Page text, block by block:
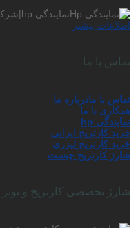
نمایندگی hp|شرکت hp|آیا نمایندگی hp در ایران وجود دارد؟
اطلاعات بیشتر
تماس با ما
تماس با مادرباره ما
همکاری با ما
نمایندگی hp
خرید کارتریج ایرانی
خرید کارتریج لیزری
شارژ کارتریج چیست
شارژ تخصصی کارتریج و تونر